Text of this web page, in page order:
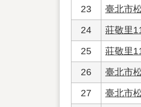
23 臺北市
24 莊敬里
25 莊敬里
26 臺北市
27 臺北市